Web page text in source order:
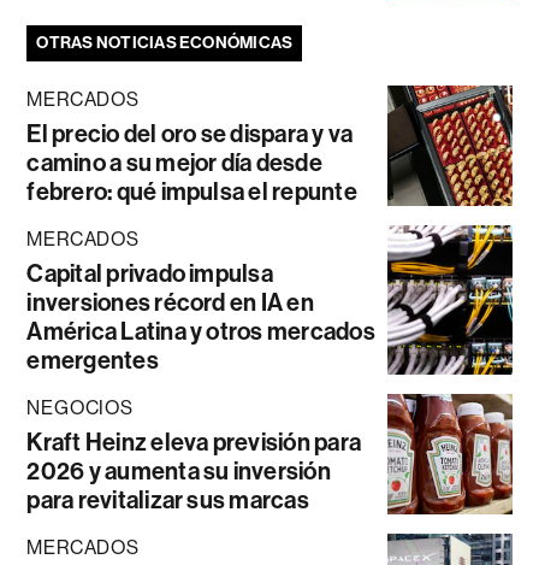
OTRAS NOTICIAS ECONÓMICAS
MERCADOS
El precio del oro se dispara y va
camino a su mejor día desde
febrero: qué impulsa el repunte
MERCADOS
Capital privado impulsa
inversiones récord en IA en
América Latina y otros mercados
emergentes
NEGOCIOS
Kraft Heinz eleva previsión para
2026 y aumenta su inversión
para revitalizar sus marcas
MERCADOS